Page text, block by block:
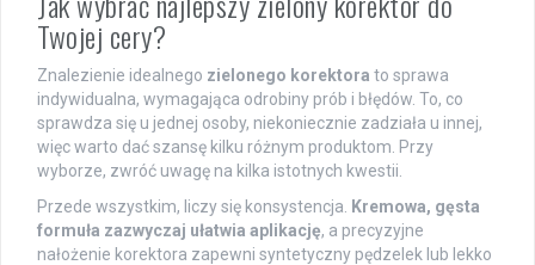
Twojej cery?
Znalezienie idealnego zielonego korektora to sprawa
indywidualna, wymagająca odrobiny prób i błędów. To, co
sprawdza się u jednej osoby, niekoniecznie zadziała u innej,
więc warto dać szansę kilku różnym produktom. Przy
wyborze, zwróć uwagę na kilka istotnych kwestii.
Przede wszystkim, liczy się konsystencja.
Kremowa, gęsta
formuła zazwyczaj ułatwia aplikację, a precyzyjne
nałożenie korektora zapewni syntetyczny pędzelek lub lekko